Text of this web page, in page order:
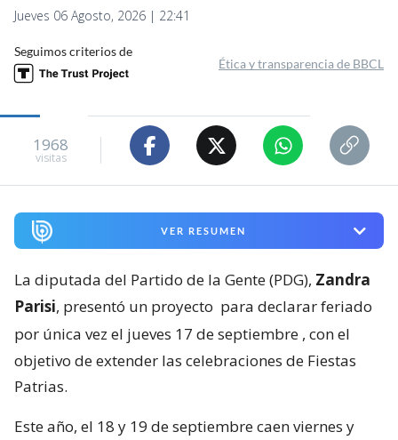
Jueves 06 Agosto, 2026 | 22:41
Seguimos criterios de
Ética y transparencia de BBCL
1968
visitas
VER RESUMEN
La diputada del Partido de la Gente (PDG), Zandra
Parisi, presentó un proyecto para declarar feriado
por única vez el jueves 17 de septiembre , con el
objetivo de extender las celebraciones de Fiestas
Patrias.
Este año, el 18 y 19 de septiembre caen viernes y